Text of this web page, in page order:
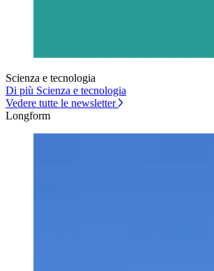
Scienza e tecnologia
Di più Scienza e tecnologia
Vedere tutte le newsletter
Longform